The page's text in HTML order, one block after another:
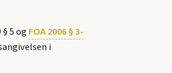
5 ogFOA 2006 § 3-
i